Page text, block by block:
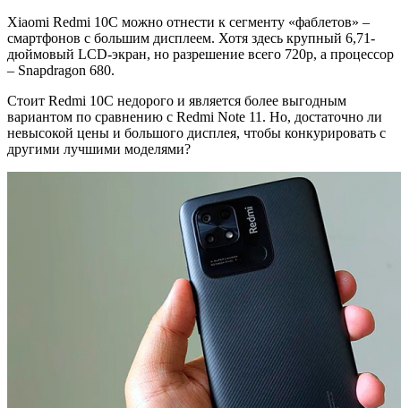
Xiaomi Redmi 10C можно отнести к сегменту «фаблетов» –
смартфонов с большим дисплеем. Хотя здесь крупный 6,71-
дюймовый LCD-экран, но разрешение всего 720p, а процессор
– Snapdragon 680.
Стоит Redmi 10C недорого и является более выгодным
вариантом по сравнению с Redmi Note 11. Но, достаточно ли
невысокой цены и большого дисплея, чтобы конкурировать с
другими лучшими моделями?